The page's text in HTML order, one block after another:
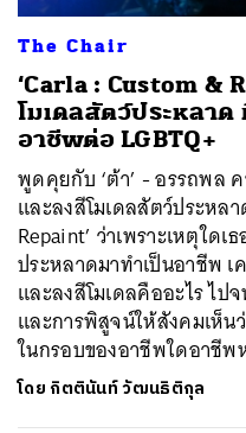
The Chair
‘Carla : Custom &
โมเดลสัตว์ประหลา
อาชีพต่อ LGBTQ+
พูดคุยกับ ‘ต้า’ - อรรถพล
และลงสีโมเดลสัตว์ประหล
Repaint’ ว่าเพราะเหตุใด
ประหลาดมาทำเป็นอาชีพ
และลงสีโมเดลคืออะไร ไ
และการพิสูจน์ให้สังคมเห็น
ในกรอบของอาชีพใดอาชีพ
โดย กิตตินันท์ วัฒนธิติกุล
SHARE